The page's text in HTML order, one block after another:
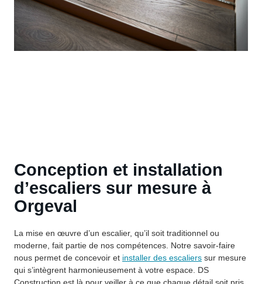
Conception et installation
d’escaliers sur mesure à
Orgeval
La mise en œuvre d’un escalier, qu’il soit traditionnel ou
moderne, fait partie de nos compétences. Notre savoir-faire
nous permet de concevoir et installer des escaliers sur mesure
qui s’intègrent harmonieusement à votre espace. DS